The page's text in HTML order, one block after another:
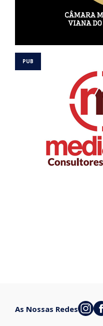
As Nossas Redes